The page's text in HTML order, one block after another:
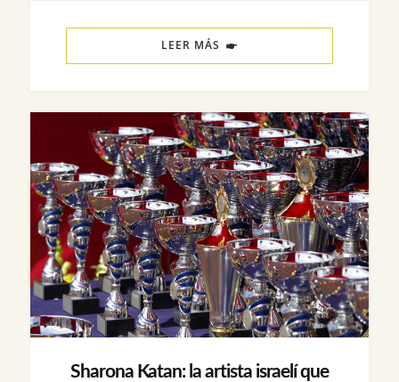
LEER MÁS
Sharona Katan: la artista israelí que